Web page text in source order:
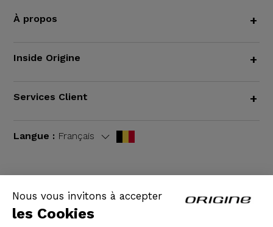
Nous vous invitons à accepter
les Cookies
À propos +
Inside Origine +
Services Client +
Langue : Français
CGV | Mentions légales